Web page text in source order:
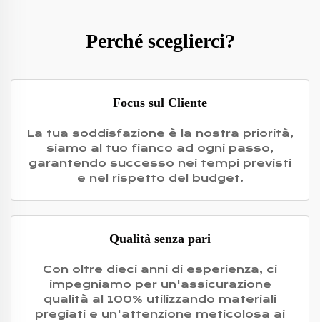
Perché sceglierci?
Focus sul Cliente
La tua soddisfazione è la nostra priorità,
siamo al tuo fianco ad ogni passo,
garantendo successo nei tempi previsti
e nel rispetto del budget.
Qualità senza pari
Con oltre dieci anni di esperienza, ci
impegniamo per un'assicurazione
qualità al 100% utilizzando materiali
pregiati e un'attenzione meticolosa ai